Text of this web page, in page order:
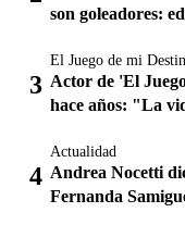
son goleadores:
El Juego de mi
Actor de 'El
hace años: "La
Actualidad
Andrea Nocetti
Fernanda